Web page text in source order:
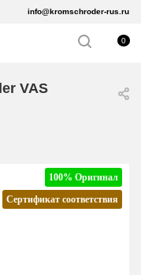
info@kromschroder-rus.ru
0
VAS
100% Оригинал
Сертификат соответствия